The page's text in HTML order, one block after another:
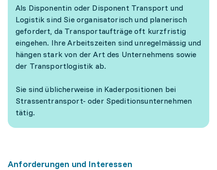
Als Disponentin oder Disponent Transport und
Logistik sind Sie organisatorisch und planerisch
gefordert, da Transportaufträge oft kurzfristig
eingehen. Ihre Arbeitszeiten sind unregelmässig und
hängen stark von der Art des Unternehmens sowie
der Transportlogistik ab.
Sie sind üblicherweise in Kaderpositionen bei
Strassentransport- oder Speditionsunternehmen
tätig.
Anforderungen und Interessen